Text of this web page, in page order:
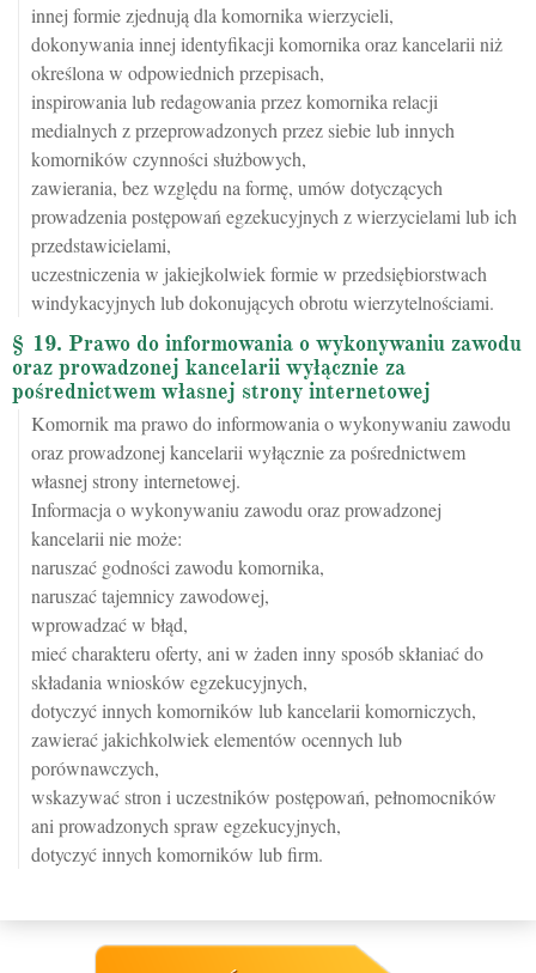
innej formie zjednują dla komornika wierzycieli,
dokonywania innej identyfikacji komornika oraz kancelarii niż
określona w odpowiednich przepisach,
inspirowania lub redagowania przez komornika relacji
medialnych z przeprowadzonych przez siebie lub innych
komorników czynności służbowych,
zawierania, bez względu na formę, umów dotyczących
prowadzenia postępowań egzekucyjnych z wierzycielami lub ich
przedstawicielami,
uczestniczenia w jakiejkolwiek formie w przedsiębiorstwach
windykacyjnych lub dokonujących obrotu wierzytelnościami.
§ 19. Prawo do informowania o wykonywaniu zawodu
oraz prowadzonej kancelarii wyłącznie za
pośrednictwem własnej strony internetowej
Komornik ma prawo do informowania o wykonywaniu zawodu
oraz prowadzonej kancelarii wyłącznie za pośrednictwem
własnej strony internetowej.
Informacja o wykonywaniu zawodu oraz prowadzonej
kancelarii nie może:
naruszać godności zawodu komornika,
naruszać tajemnicy zawodowej,
wprowadzać w błąd,
mieć charakteru oferty, ani w żaden inny sposób skłaniać do
składania wniosków egzekucyjnych,
dotyczyć innych komorników lub kancelarii komorniczych,
zawierać jakichkolwiek elementów ocennych lub
porównawczych,
wskazywać stron i uczestników postępowań, pełnomocników
ani prowadzonych spraw egzekucyjnych,
dotyczyć innych komorników lub firm.